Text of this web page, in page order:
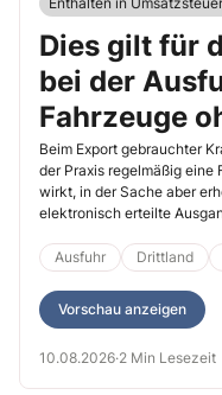
Dies gilt für
bei der
Fahrzeuge
Beim Export gebrauchter
der Praxis regelmäßig eine
wirkt, in der Sache aber
elektronisch erteilte
eine Bescheinigung über
Einfuhrbesteuerung im
Ausfuhr Drittland
Vorschau anzeigen
10.08.2026·2 Min Lesezeit